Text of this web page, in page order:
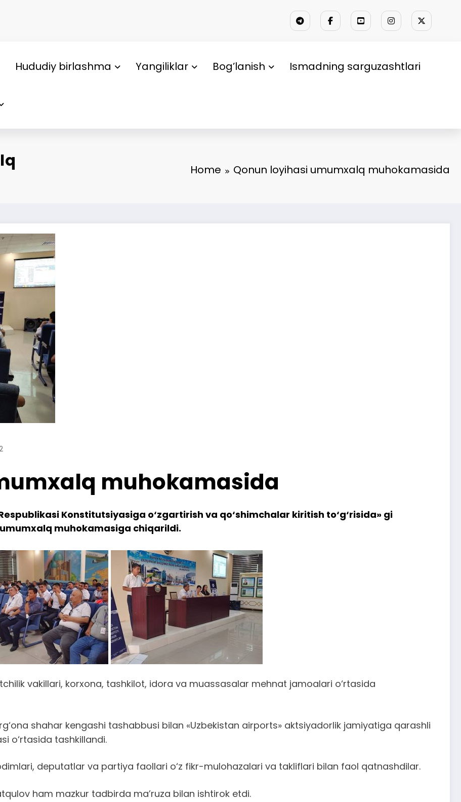
Hududiy birlashma Yangiliklar Bog’lanish Ismadning sarguzashtlari
Home Qonun loyihasi umumxalq muhokamasida
muhokamasida
Konstitutsiyasiga o‘zgartirish va qo‘shimchalar kiritish to‘g‘risida» gi
muhokamasiga chiqarildi.
vakillari, korxona, tashkilot, idora va muassasalar mehnat jamoalari o‘rtasida
shahar kengashi tashabbusi bilan «Uzbekistan airports» aktsiyadorlik jamiyatiga qarashli
o‘rtasida tashkillandi.
deputatlar va partiya faollari o‘z fikr-mulohazalari va takliflari bilan faol qatnashdilar.
ham mazkur tadbirda ma’ruza bilan ishtirok etdi.